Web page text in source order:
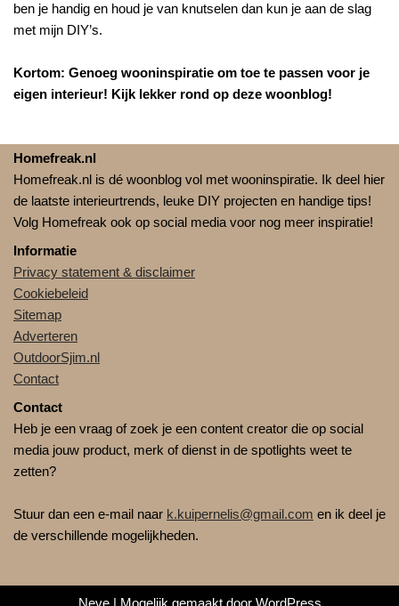
ben je handig en houd je van knutselen dan kun je aan de slag
met mijn DIY’s.
Kortom: Genoeg wooninspiratie om toe te passen voor je
eigen interieur! Kijk lekker rond op deze woonblog!
Homefreak.nl
Homefreak.nl is dé woonblog vol met wooninspiratie. Ik deel hier
de laatste interieurtrends, leuke DIY projecten en handige tips!
Volg Homefreak ook op social media voor nog meer inspiratie!
Informatie
Privacy statement & disclaimer
Cookiebeleid
Sitemap
Adverteren
OutdoorSjim.nl
Contact
Contact
Heb je een vraag of zoek je een content creator die op social
media jouw product, merk of dienst in de spotlights weet te
zetten?
Stuur dan een e-mail naar k.kuipernelis@gmail.com en ik deel je
de verschillende mogelijkheden.
Neve| Mogelijk gemaakt door WordPress